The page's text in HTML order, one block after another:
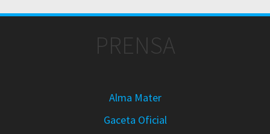
PRENSA
Alma Mater
Gaceta Oficial